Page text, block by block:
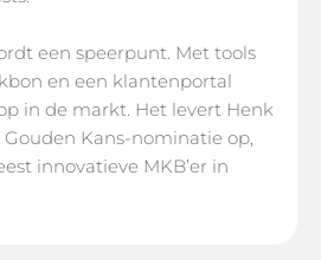
een speerpunt. Met tools
en een klantenportal
in de markt. Het levert Henk
Gouden Kans-nominatie op,
innovatieve MKB’er in